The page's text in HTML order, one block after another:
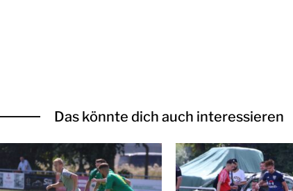
Das könnte dich auch interessieren